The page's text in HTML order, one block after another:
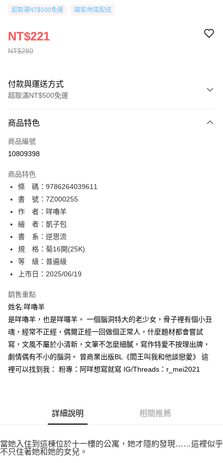
超取滿NT$500免運 國家/地區配送
NT$280
NT$221
付款與運送方式
超取滿NT$500免運
信用卡一次付款
超商取貨付款
相關說明
【關於「AFTEE先享後付」】
AFTEE先享後付是「在收到商品之後才付款」的支付方式。 讓您購物簡單
便利好安心！
１．簡單：不需註冊會員、不需綁卡、不需儲值。
２．便利：只要手機號碼，簡訊認證，即可結帳。
３．安心：先確認商品／服務後，再付款。
【「AFTEE先享後付」結帳流程】
１．於結帳方式選擇「AFTEE先享後付」後，將跳轉至「AFTEE先享後付」
結帳頁面，進行簡訊認證並確認金額後，即可完成結帳。
２．訂單成立數日內，您將收到繳費通知簡訊。
ATM／網路銀行／等多元方式進行付款，方視為交易完成。
※ 請注意：結帳手續完成當下不需立刻繳費，但若您需要取消訂單，請聯絡
購買商品的店家。未經商家同意取消之訂單仍視為有效，需透過AFTEE先享
後付繳納相關費用。
※ 交易是否成功請以「AFTEE先享後付 」之結帳頁面顯示為準，若有關於
是否繳費成功／繳費後需取消欲退款等相關疑問，請聯繫「AFTEE先享後付
【注意事項】
https://aftee.tw/terms/#terms3
３．未成年的使用者請事先徵得法定代理人或監護人之同意方可使用
任。
４．使用「AFTEE先享後付」時，將依據個別帳號之用戶狀況，依本公司即
ATM付款
運送方式
全家取貨付款
每筆NT$80，滿NT$500(含以上)免運費
付款後全家取貨
每筆NT$80，滿NT$500(含以上)免運費
付款後萊爾富取貨
每筆NT$80，滿NT$500(含以上)免運費
7-11取貨付款
每筆NT$80，滿NT$500(含以上)免運費
每筆NT$100，滿NT$800(含以上)免運費
商品特色
商品編號
10809398
商品特色
條 碼：9786264039611
書 號：7Z000255
作 者：咩嚕羊
繪 者：凱子包
書 系：逆思流
規 格：菊16開(25K)
等 級：普遍級
上市日：2025/06/19
銷售重點
姓名:咩嚕羊
是咩嚕羊，也是咩囉羊。 一個腦洞特大的老少女，骨子裡有個小丑
魂，經常不正經，偶爾正經一回做個正常人，什麼題材都會嘗試
寫，文風不屬於小清新，文筆不怎麼細膩，寫作特愛不按理出牌，
劇情偶有不小的腦洞。 曾商業出版BL《閻王叫我和他談戀愛》 這
裡可以找到我： 粉專：阿咩想寫就寫 IG/Threads：r_mei2021
詳細說明 相關推薦
當她入住到這棟位於十一樓的公寓，她才隱約發現……這裡似乎
不只住著她和她的女兒。